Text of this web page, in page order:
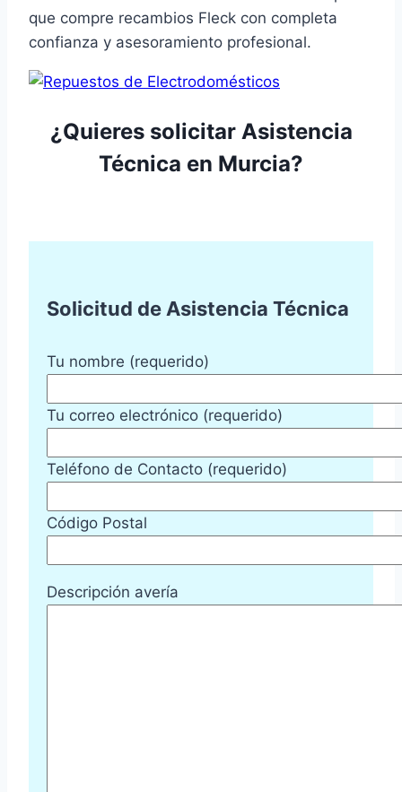
que compre recambios Fleck con completa
confianza y asesoramiento profesional.
¿Quieres solicitar Asistencia
Técnica en Murcia?
Solicitud de Asistencia Técnica
Tu nombre (requerido)
Tu correo electrónico (requerido)
Teléfono de Contacto (requerido)
Código Postal
Descripción avería